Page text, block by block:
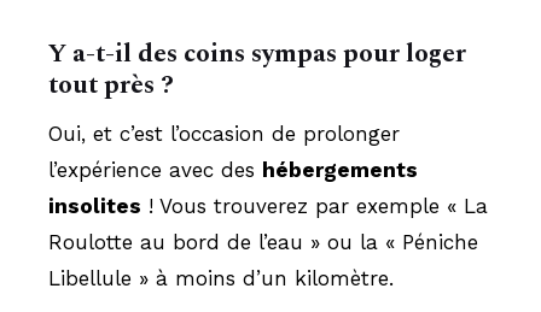
Y a-t-il des coins sympas pour loger
tout près ?
Oui, et c’est l’occasion de prolonger
l’expérience avec des hébergements
insolites ! Vous trouverez par exemple « La
Roulotte au bord de l’eau » ou la « Péniche
Libellule » à moins d’un kilomètre.